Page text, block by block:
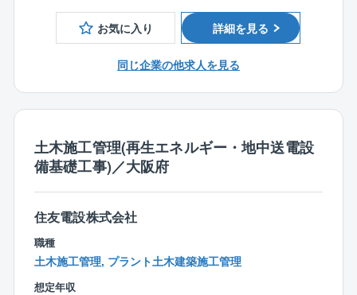
■就業環境について：
効率や働き方の観点で工事を受注するようにし、事業
部によっては1名で案件を担当させずに複数名体制で担
当するようにするなど、一人に対して負荷がかからな
いような仕組みづくりを徐々に進めています。また、
福利厚生の充実も強化し、従業員満足度向上にも努め
【働き方】
フレキシブルタイム：8:45～10:00、15:00～17:30
・休憩時間：50分（12:00～12:50）
＜標準的な勤務時間帯＞
お気に入り 詳細を見る
同じ企業の他求人を見る
土木施工管理(再生エネルギー・地中送電設
備基礎工事)／大阪府
住友電設株式会社
職種
土木施工管理, プラント土木建築施工管理
想定年収